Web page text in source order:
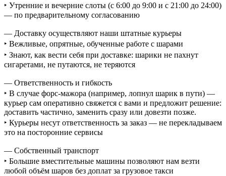
‣ Утренние и вечерние слоты (с 6:00 до 9:00 и с 21:00 до 24:00)
— по предварительному согласованию
— Доставку осуществляют наши штатные курьеры
‣ Вежливые, опрятные, обученные работе с шарами
‣ Знают, как вести себя при доставке: шарики не пахнут
сигаретами, не путаются, не теряются
— Ответственность и гибкость
‣ В случае форс-мажора (например, лопнул шарик в пути) —
курьер сам оперативно свяжется с вами и предложит решение:
доставить частично, заменить сразу или довезти позже.
‣ Курьеры несут ответственность за заказ — не перекладываем
это на посторонние сервисы
— Собственный транспорт
‣ Большие вместительные машины позволяют нам везти
любой объём шаров без доплат за грузовое такси